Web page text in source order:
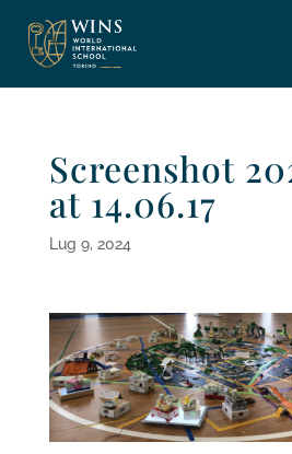
Screenshot
at 14.06.17
Lug 9, 2024